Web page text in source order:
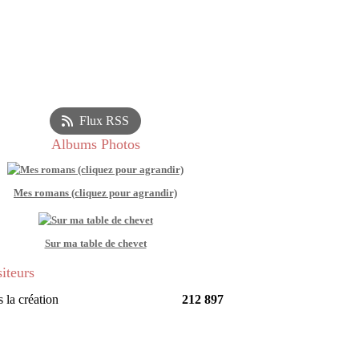
Flux RSS
Albums Photos
Mes romans (cliquez pour agrandir)
Sur ma table de chevet
la création 212 897